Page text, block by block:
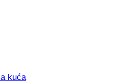
Thermostar
kuća